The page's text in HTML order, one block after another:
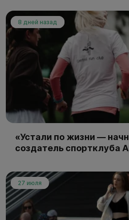
8 дней назад
«Устали по жизни —
создатель спортклуба
27 июля